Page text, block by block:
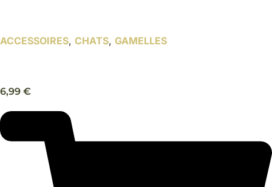
ACCESSOIRES, CHATS, GAMELLES
6,99 €